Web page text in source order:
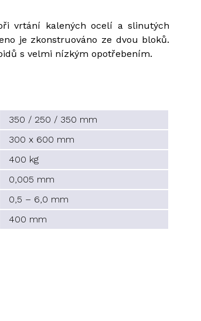
vrtání kalených ocelí a slinutých
je zkonstruováno ze dvou bloků.
s velmi nízkým opotřebením.
350 / 250 / 350 mm
300 x 600 mm
400 kg
0,005 mm
0,5 – 6,0 mm
400 mm